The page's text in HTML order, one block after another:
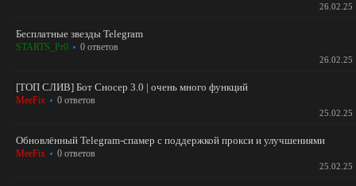
26.02.25
Бесплатные звезды Telegram
STARTS_Pr0 0 ответов
26.02.25
[ТОП СЛИВ] Бот Сносер 3.0 | очень много функций
MeeFix 0 ответов
25.02.25
Обновлённый Telegram-спамер с поддержкой прокси и улучшениями
MeeFix 0 ответов
25.02.25